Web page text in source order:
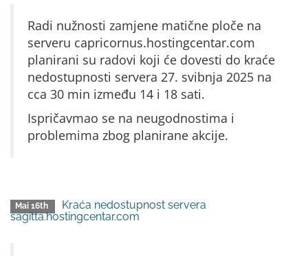
Radi nužnosti zamjene matične ploče na
serveru capricornus.hostingcentar.com
planirani su radovi koji će dovesti do kraće
nedostupnosti servera 27. svibnja 2025 na
cca 30 min između 14 i 18 sati.
Ispričavmao se na neugodnostima i
problemima zbog planirane akcije.
Mai 16th
Kraća nedostupnost servera
sagitta.hostingcentar.com